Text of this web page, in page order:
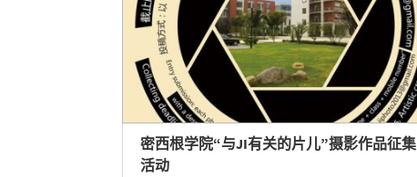
密西根学院“与JI有关的片儿”摄影作品征集
活动